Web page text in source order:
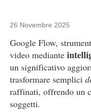
26 Novembre 2025
Google Flow,
video mediante
un significativo
trasformare semplici
raffinati, offrendo un
soggetti.